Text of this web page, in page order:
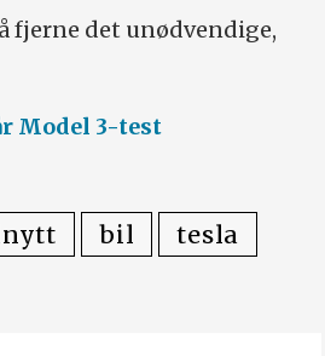
fjerne det unødvendige,
Model 3-test
bil
tesla